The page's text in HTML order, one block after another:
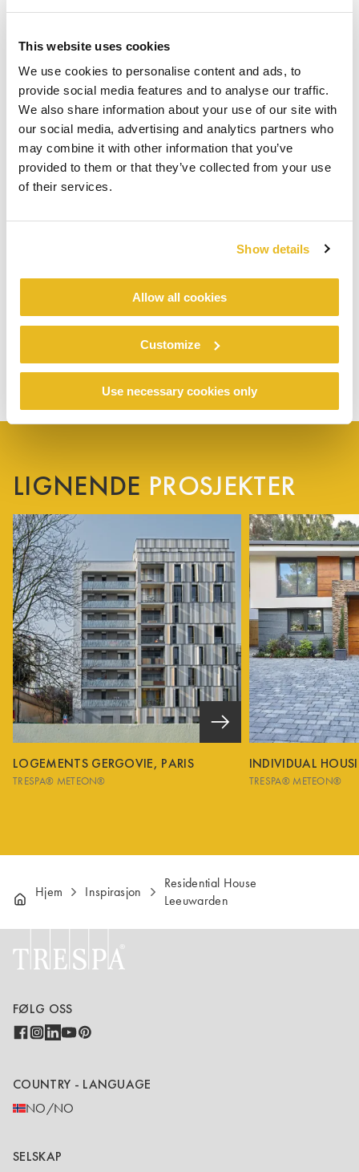
This website uses cookies
We use cookies to personalise content and ads, to
provide social media features and to analyse our traffic.
We also share information about your use of our site with
our social media, advertising and analytics partners who
may combine it with other information that you’ve
provided to them or that they’ve collected from your use
of their services.
Show details
Allow all cookies
Customize
Use necessary cookies only
LIGNENDE PROSJEKTER
LOGEMENTS GERGOVIE, PARIS
TRESPA® METEON®
INDIVIDUAL
TRESPA® METEON®
Hjem Inspirasjon
Residential House
Leeuwarden
FØLG OSS
COUNTRY - LANGUAGE
NO/NO
SELSKAP